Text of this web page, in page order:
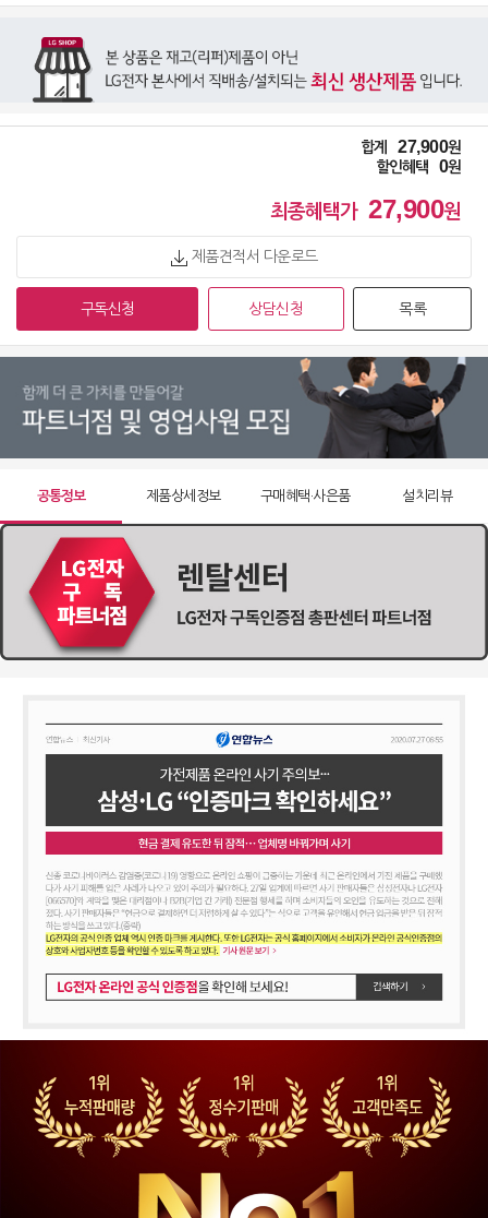
합계 27,900원
할인혜택
0원
최종혜택가 27,900원
제품견적서 다운로드
구독신청 목록
상담신청
공통정보 제품상세정보 구매혜택·사은품 설치리뷰